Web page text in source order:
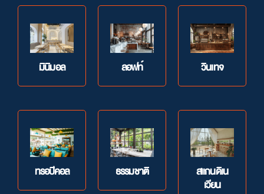
มินิมอล ลอฟท์ วินเทจ
ทรอปิคอล ธรรมชาติ สแกนดิเน
เวียน